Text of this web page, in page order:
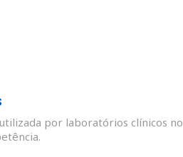
por laboratórios clínicos no